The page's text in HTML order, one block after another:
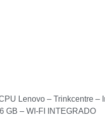
Lenovo – Trinkcentre –
GB – WI-FI INTEGRADO